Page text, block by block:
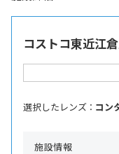
コストコ東近江
選択したレンズ ： コン
施設情報